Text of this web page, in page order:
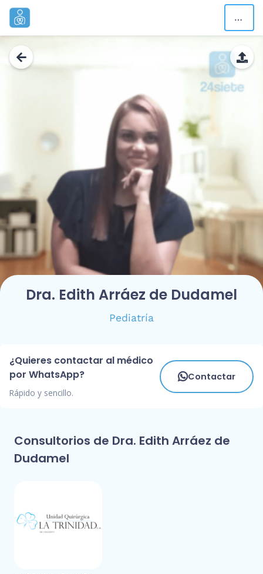
Dra. Edith Arráez de Dudamel
Pediatría
¿Quieres contactar al médico
por WhatsApp?
Rápido y sencillo.
Contactar
Consultorios de Dra. Edith Arráez de
Dudamel